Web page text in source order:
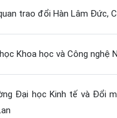
trao đổi Hàn Lâm Đức,
Khoa học và Công nghệ
Đại học Kinh tế và Đổi